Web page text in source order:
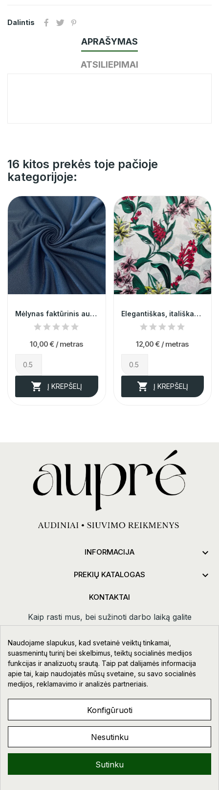
Dalintis
APRAŠYMAS
ATSILIEPIMAI
16 kitos prekės toje pačioje
kategorijoje:
Mėlynas faktūrinis audinys "Pika" 000236
10,00 € / metras
 Į KREPŠELĮ
Elegantiškas, itališkas, baltas gėlėtas žoržetas
12,00 € / metras
 Į KREPŠELĮ
INFORMACIJA 
PREKIŲ KATALOGAS 
KONTAKTAI
Kaip rasti mus, bei sužinoti darbo laiką galite
paspauduskontaktai.
Taikos pr. 111-109, Klaipėda
+370 678 02418
info@aupre.lt
Facebook
AUPRE.LT © 2023 - 2026. VISOS TEISĖS SAUGOMOS.
Naudojame slapukus, kad svetainė veiktų tinkamai,
suasmenintų turinį bei skelbimus, teiktų socialinės medijos
funkcijas ir analizuotų srautą. Taip pat dalijamės informacija
apie tai, kaip naudojatės mūsų svetaine, su savo socialinės
medijos, reklamavimo ir analizės partneriais.
Konfigūruoti
Nesutinku
Sutinku